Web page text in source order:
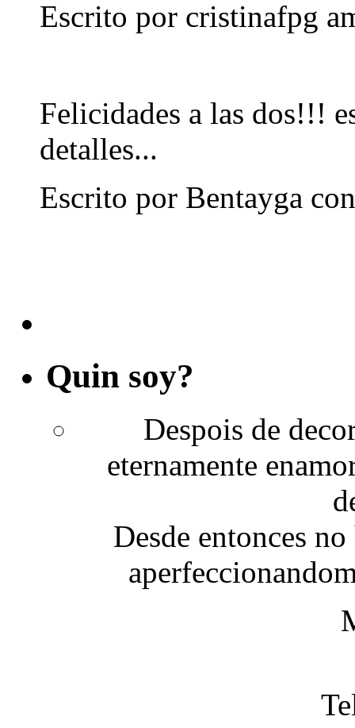
Escrito por cristinafpg
Felicidades a las dos!!!
detalles...
Escrito por Bentayga
Quin soy?
Despois de
eternamente
Desde entonces